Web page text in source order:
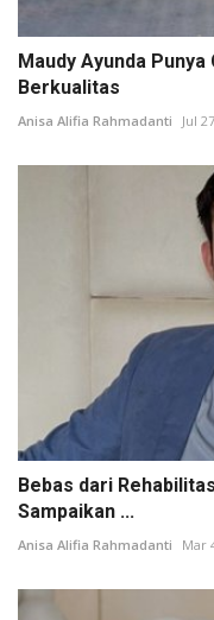
Maudy Ayunda
Berkualitas
Anisa Alifia Rahmadanti Jul
Bebas dari
Sampaikan ...
Anisa Alifia Rahmadanti Mar